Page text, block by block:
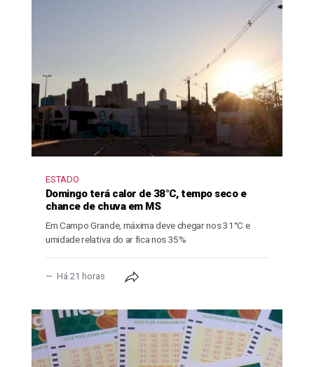
ESTADO
Domingo terá calor de 38°C, tempo seco e
chance de chuva em MS
Em Campo Grande, máxima deve chegar nos 31°C e
umidade relativa do ar fica nos 35%
Há 21 horas